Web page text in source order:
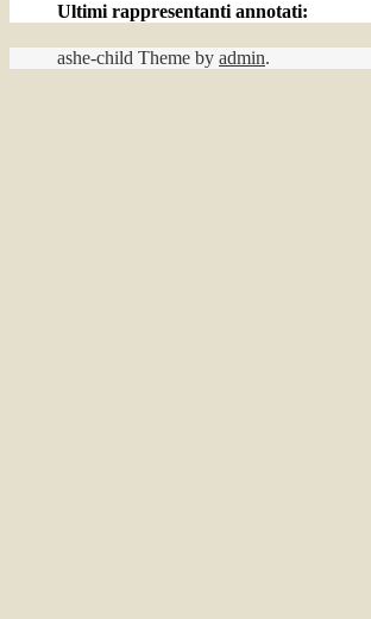
Ultimi rappresentanti annotati:
ashe-child Theme by admin.